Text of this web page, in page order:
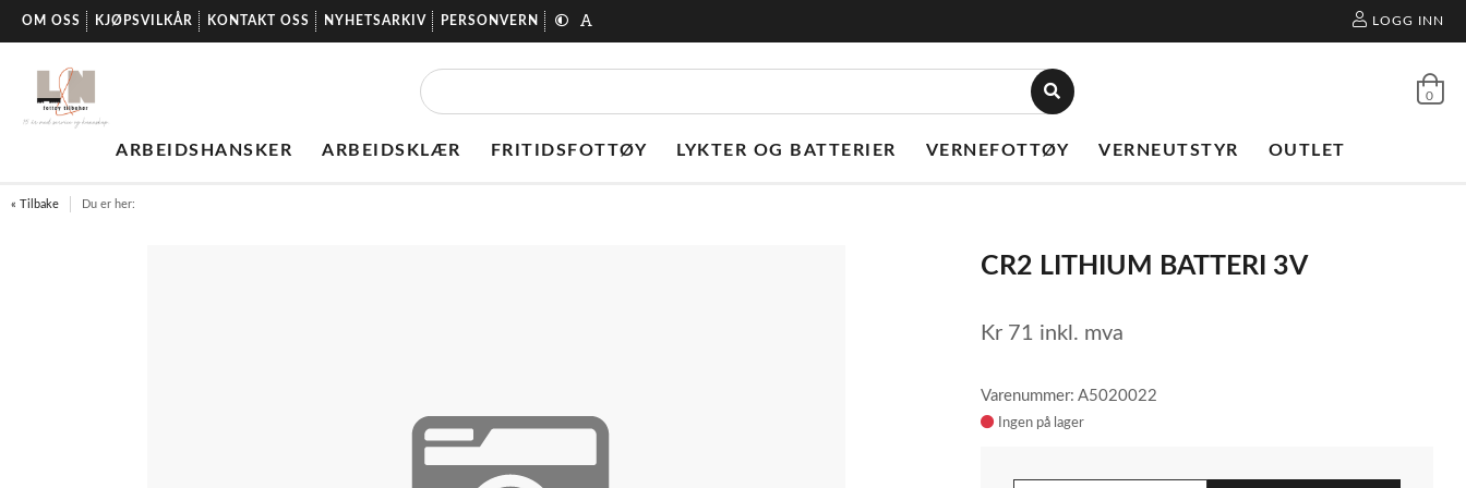
OM OSS KJØPSVILKÅR KONTAKT OSS NYHETSARKIV PERSONVERN LOGG INN
0
ARBEIDSHANSKER ARBEIDSKLÆR FRITIDSFOTTØY LYKTER OG BATTERIER VERNEFOTTØY VERNEUTSTYR OUTLET
« Tilbake Du er her:
CR2 LITHIUM BATTERI 3V
Kr 71 inkl. mva
Varenummer: A5020022
Ingen på lager